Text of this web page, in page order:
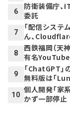
6
防衛装備庁、
委託
7
「配信システ
ん、
8
西鉄福岡（天
有名
9
「ChatGPT」
無料版は「
10
個人開発「家
かず一部停止